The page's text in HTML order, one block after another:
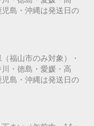
島・沖縄は発送日の
福山市のみ対象）・
・徳島・愛媛・高
島・沖縄は発送日の